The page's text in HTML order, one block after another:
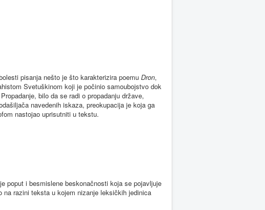
pisanja nešto je što karakterizira poemu Dron,
Svetuškinom koji je počinio samoubojstvo dok
bilo da se radi o propadanju države,
navedenih iskaza, preokupacija je koja ga
nastojao uprisutniti u tekstu.
poput i besmislene beskonačnosti koja se pojavljuje
razini teksta u kojem nizanje leksičkih jedinica